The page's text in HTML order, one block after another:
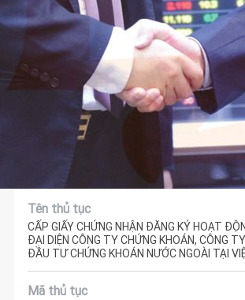
Tên thủ tục
CẤP GIẤY CHỨNG NHẬN ĐĂNG KÝ HOẠT
ĐẠI DIỆN CÔNG TY CHỨNG KHOÁN, CÔNG
ĐẦU TƯ CHỨNG KHOÁN NƯỚC NGOÀI TẠI
Mã thủ tục